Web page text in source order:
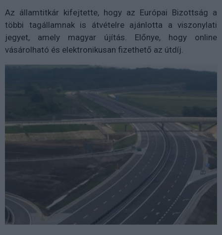
Az államtitkár kifejtette, hogy az Európai Bizottság a
többi tagállamnak is átvételre ajánlotta a viszonylati
jegyet, amely magyar újítás. Előnye, hogy online
vásárolható és elektronikusan fizethető az útdíj.